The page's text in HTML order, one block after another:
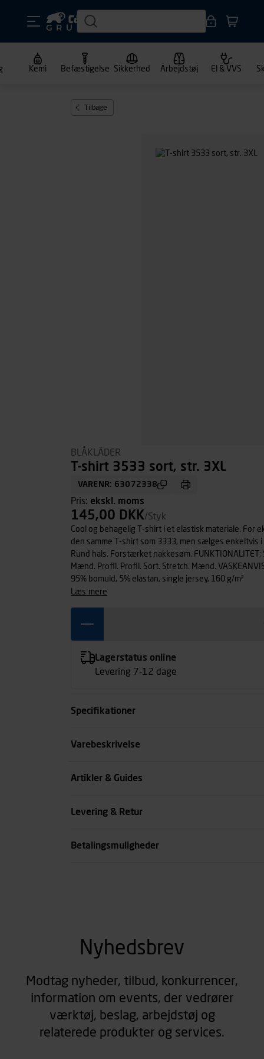
Kemi Befæstigelse Sikkerhed Arbejdstøj El & VVS
Tilbage
BLÅKLÄDER
T-shirt 3533 sort, str. 3XL
VARENR: 63072338
Pris: ekskl. moms
145,00 DKK/Styk
Cool og behagelig T-shirt i et elastisk materiale.
den samme T-shirt som 3333, men sælges enkeltvis
Rund hals. Forstærket nakkesøm.
Mænd. Profil. Profil. Sort. Stretch. Mænd.
95% bomuld, 5% elastan, single jersey, 160 g/m²
læs mere
Lagerstatus online
Levering 7-12 dage
Specifikationer
Størrelse
Varebeskrivelse
Artikler & Guides
Levering & Retur
Betalingsmuligheder
Nyhedsbrev
Modtag nyheder, tilbud, konkurrencer,
information om events, der vedrører
værktøj, beslag, arbejdstøj og
relaterede produkter og services.